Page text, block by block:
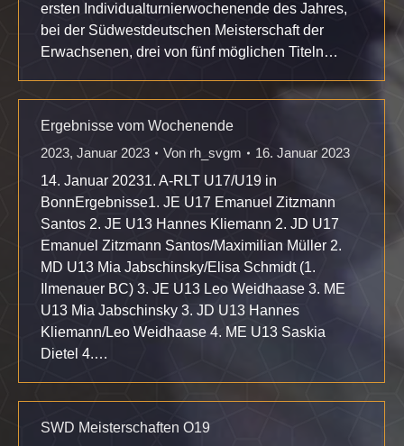
ersten Individualturnierwochenende des Jahres,
bei der Südwestdeutschen Meisterschaft der
Erwachsenen, drei von fünf möglichen Titeln…
Ergebnisse vom Wochenende
2023, Januar 2023 Von rh_svgm
16. Januar 2023
14. Januar 20231. A-RLT U17/U19 in
BonnErgebnisse1. JE U17 Emanuel Zitzmann
Santos 2. JE U13 Hannes Kliemann 2. JD U17
Emanuel Zitzmann Santos/Maximilian Müller 2.
MD U13 Mia Jabschinsky/Elisa Schmidt (1.
Ilmenauer BC) 3. JE U13 Leo Weidhaase 3. ME
U13 Mia Jabschinsky 3. JD U13 Hannes
Kliemann/Leo Weidhaase 4. ME U13 Saskia
Dietel 4.…
SWD Meisterschaften O19